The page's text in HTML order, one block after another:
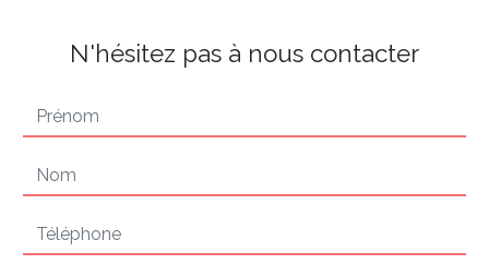
N'hésitez pas à nous contacter